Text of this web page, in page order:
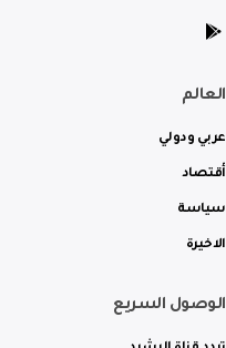
العالم
عربي ودولي
أقتصاد
سياسة
الاخيرة
الوصول السريع